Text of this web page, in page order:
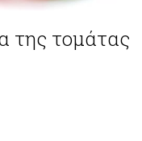
της τομάτας